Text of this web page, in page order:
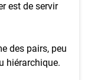
est de servir
des pairs, peu
hiérarchique.